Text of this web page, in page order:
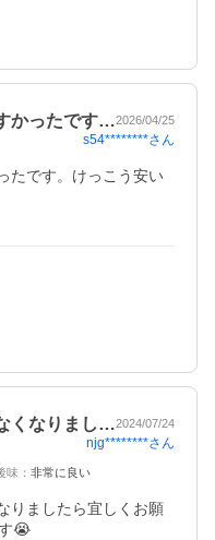
かったです…2026/04/25
s54********さん
たです。けっこう安い
くなりまし…2024/07/24
njg********さん
味 ： 非常に良い
りましたら宜しくお願
😭